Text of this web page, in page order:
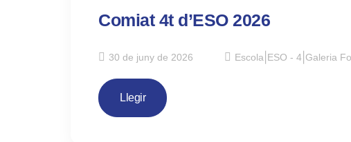
Comiat 4t d’ESO 2026
30 de juny de 2026 Escola ESO - 4 Galeria
Llegir